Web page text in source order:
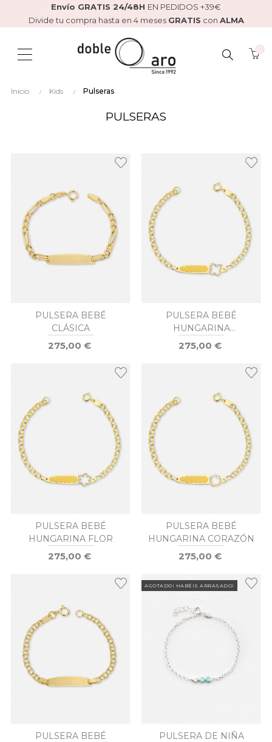
Envío GRATIS 24/48H EN PEDIDOS +39€
Divide tu compra hasta en 4 meses GRATIS con ALMA
BUSCAR
Inicio Kids Pulseras
PULSERAS
PULSERA BEBÉ
CLÁSICA
275,00 €
PULSERA BEBÉ
HUNGARINA
MARIPOSA
275,00 €
PULSERA BEBÉ
HUNGARINA FLOR
275,00 €
PULSERA BEBÉ
HUNGARINA CORAZÓN
275,00 €
PULSERA BEBÉ
AGOTADO! HABÉIS ARRASADO!
PULSERA DE NIÑA